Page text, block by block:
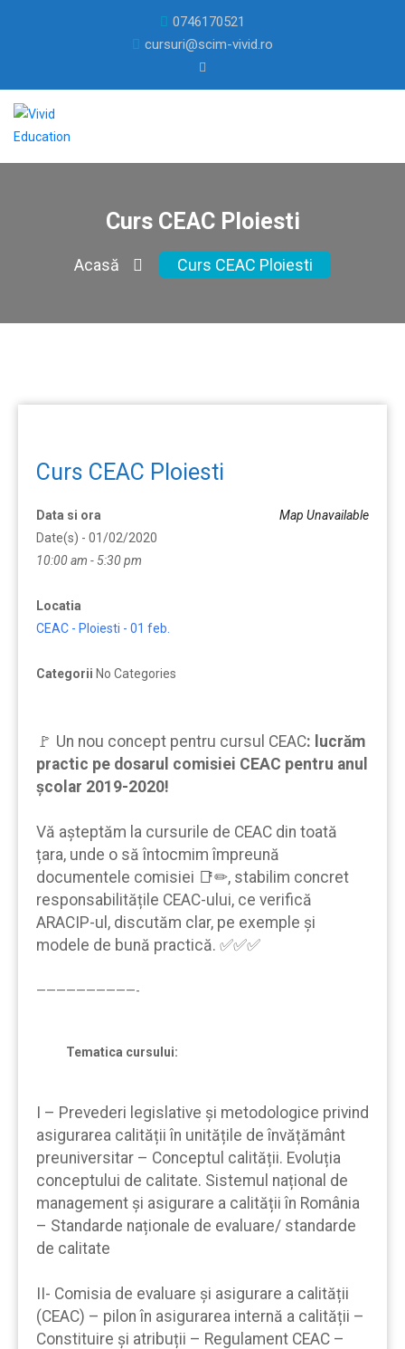
0746170521
cursuri@scim-vivid.ro
Curs CEAC Ploiesti
Acasă Curs CEAC Ploiesti
Curs CEAC Ploiesti
Map Unavailable
Data si ora
Date(s) - 01/02/2020
10:00 am - 5:30 pm
Locatia
CEAC - Ploiesti - 01 feb.
Categorii No Categories
🚩 Un nou concept pentru cursul CEAC: lucrăm
practic pe dosarul comisiei CEAC pentru anul
școlar 2019-2020!
Vă aşteptăm la cursurile de CEAC din toată
țara, unde o să întocmim împreună
documentele comisiei 📑✏, stabilim concret
responsabilitățile CEAC-ului, ce verifică
ARACIP-ul, discutăm clar, pe exemple şi
modele de bună practică. ✅✅✅
——————————-
Tematica cursului:
I – Prevederi legislative și metodologice privind
asigurarea calității în unitățile de învățământ
preuniversitar – Conceptul calității. Evoluția
conceptului de calitate. Sistemul național de
management și asigurare a calității în România
– Standarde naționale de evaluare/ standarde
de calitate
II- Comisia de evaluare și asigurare a calității
(CEAC) – pilon în asigurarea internă a calității –
Constituire și atribuții – Regulament CEAC –